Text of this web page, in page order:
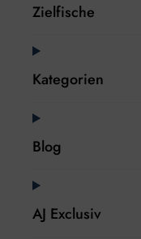
Zielfische
Kategorien
Blog
AJ Exclusiv